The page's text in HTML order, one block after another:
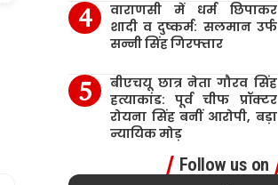
वाराणसी में धर्म छिपाकर
शादी व दुष्कर्म: सलमान उर्फ
सन्नी सिंह गिरफ्तार
बीएचयू छात्र नेता गौरव सिंह
हत्याकांड: पूर्व चीफ प्रॉक्टर
रोयना सिंह बनीं आरोपी, बड़ा
न्यायिक मोड़
Follow us on